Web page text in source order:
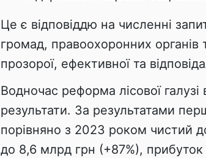
Це є відповіддю на численні
громад, правоохоронних органів
прозорої, ефективної та
Водночас реформа лісової
результати. За результатами
порівняно з 2023 роком чистий
до 8,6 млрд грн (+87%),